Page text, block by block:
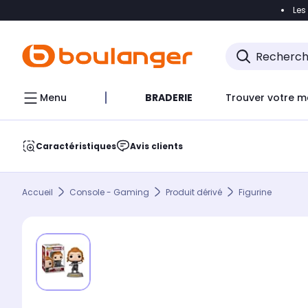
Accéder
Menu BRADERIE Trouver votre
Caractéristiques Avis clients
Accueil Console - Gaming Produit dérivé Figurine